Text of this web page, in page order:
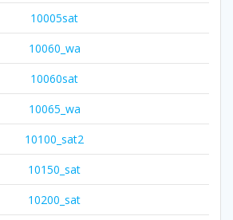
10005sat
10060_wa
10060sat
10065_wa
10100_sat2
10150_sat
10200_sat